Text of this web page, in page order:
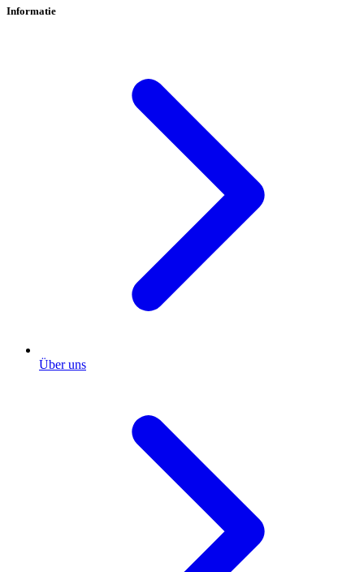
Informatie
Über uns